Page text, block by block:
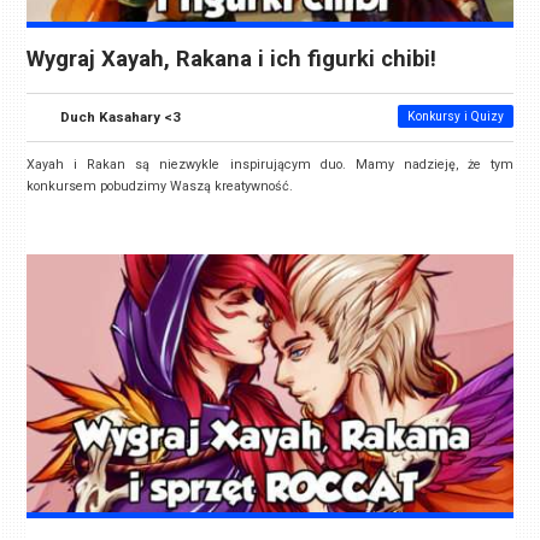
Wygraj Xayah, Rakana i ich figurki chibi!
Duch Kasahary <3 Konkursy i Quizy
Xayah i Rakan są niezwykle inspirującym duo. Mamy nadzieję, że tym
konkursem pobudzimy Waszą kreatywność.